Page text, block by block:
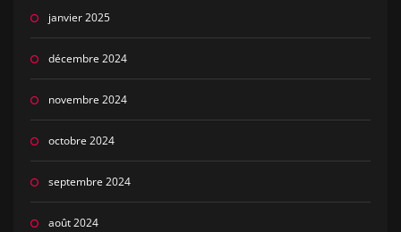
janvier 2025
décembre 2024
novembre 2024
octobre 2024
septembre 2024
août 2024